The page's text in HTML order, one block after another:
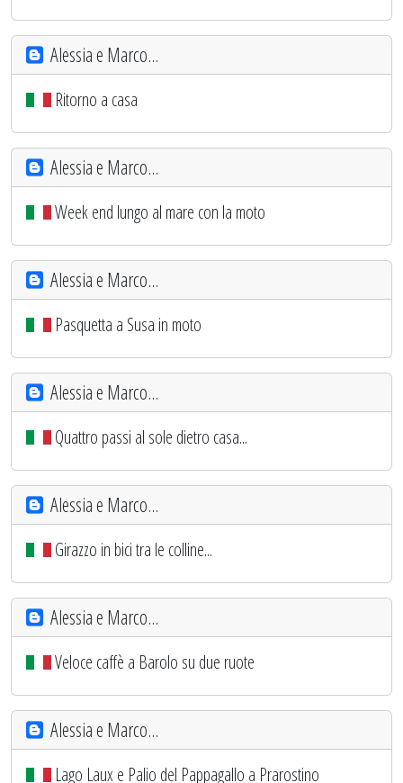
Alessia e Marco...
Ritorno a casa
Alessia e Marco...
Week end lungo al mare con la moto
Alessia e Marco...
Pasquetta a Susa in moto
Alessia e Marco...
Quattro passi al sole dietro casa...
Alessia e Marco...
Girazzo in bici tra le colline...
Alessia e Marco...
Veloce caffè a Barolo su due ruote
Alessia e Marco...
Lago Laux e Palio del Pappagallo a Prarostino